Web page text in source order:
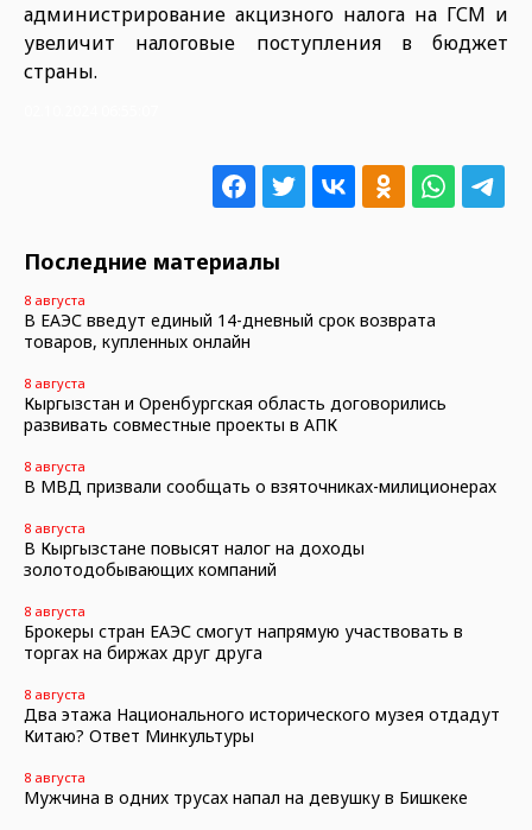
администрирование акцизного налога на ГСМ и
увеличит налоговые поступления в бюджет
страны.
Последние материалы
8 августа
В ЕАЭС введут единый 14-дневный срок возврата
товаров, купленных онлайн
8 августа
Кыргызстан и Оренбургская область договорились
развивать совместные проекты в АПК
8 августа
В МВД призвали сообщать о взяточниках-милиционерах
8 августа
В Кыргызстане повысят налог на доходы
золотодобывающих компаний
8 августа
Брокеры стран ЕАЭС смогут напрямую участвовать в
торгах на биржах друг друга
8 августа
Два этажа Национального исторического музея отдадут
Китаю? Ответ Минкультуры
8 августа
Мужчина в одних трусах напал на девушку в Бишкеке